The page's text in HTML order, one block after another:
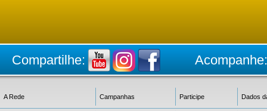
Compartilhe: Acompanhe:
A Rede Campanhas Participe Dados